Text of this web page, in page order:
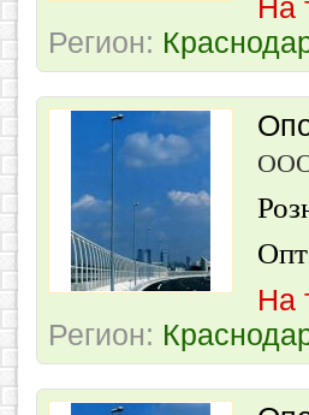
На
Регион:
На
Регион: